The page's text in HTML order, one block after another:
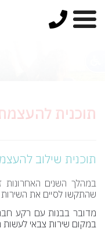
תוכנית
תוכנית שילוב
במהלך השנים האחרונות
שהתקשו לסיים את השירות
מדובר בבנות עם רקע
במקום שירות צבאי לעשות